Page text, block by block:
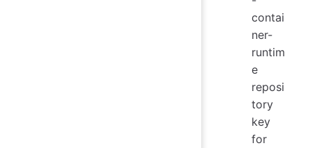
contai
ner-
runtim
e
reposi
tory
key
for